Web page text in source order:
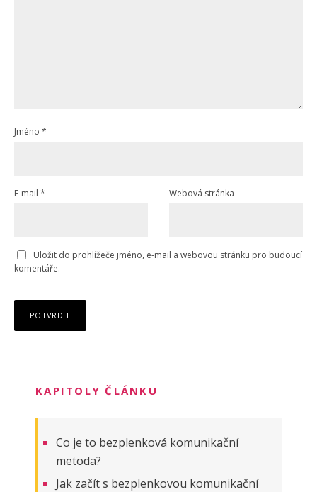
Jméno *
E-mail * Webová stránka
Uložit do prohlížeče jméno, e-mail a webovou stránku pro budoucí
komentáře.
KAPITOLY ČLÁNKU
Co je to bezplenková komunikační
metoda?
Jak začít s bezplenkovou komunikační